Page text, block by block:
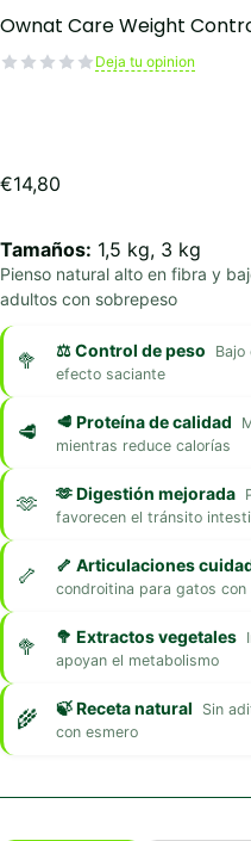
Ownat Care Weight
Deja tu opinion
€14,80
Tamaños: 1,5 kg, 3 kg
Pienso natural alto en fibra y
adultos con sobrepeso
⚖️ Control de peso
efecto saciante
🥩 Proteína de calidad
mientras reduce calorías
🫶 Digestión mejorada
favorecen el tránsito
🦴 Articulaciones
condroitina para gatos con
🥦 Extractos vegetales
apoyan el metabolismo
🍃 Receta natural
Sin
con esmero